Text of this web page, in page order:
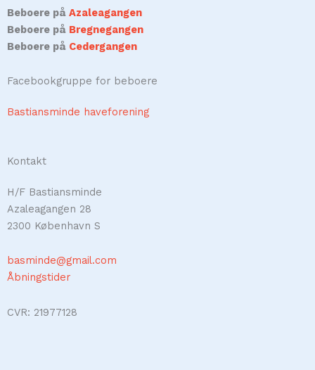
Beboere på Azaleagangen
Beboere på Bregnegangen
Beboere på Cedergangen
Facebookgruppe for beboere
Bastiansminde haveforening
Kontakt
H/F Bastiansminde
Azaleagangen 28
2300 København S
basminde@gmail.com
Åbningstider
CVR: 21977128